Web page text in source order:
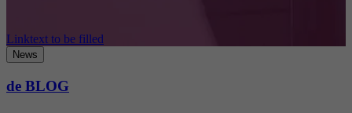
Linktext to be filled
News
de BLOG